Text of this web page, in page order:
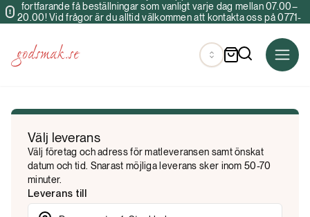
fortfarande få beställningar som vanligt varje dag mellan 07.00–
20.00! Vid frågor är du alltid välkommen att kontakta oss på 0771-
Välj leverans
Välj företag och adress för matleveransen samt önskat
datum och tid. Snarast möjliga leverans sker inom 50-70
minuter.
Leverans till